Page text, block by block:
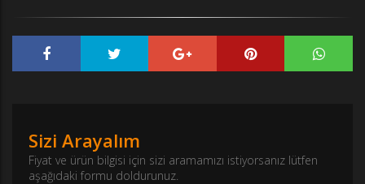
Sizi Arayalım
Fiyat ve ürün bilgisi için sizi aramamızı istiyorsanız lütfen
aşağıdaki formu doldurunuz.